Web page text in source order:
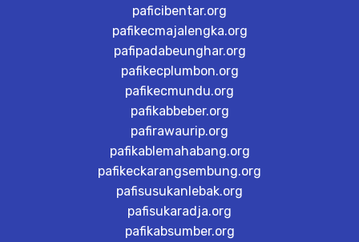
paficibentar.org
pafikecmajalengka.org
pafipadabeunghar.org
pafikecplumbon.org
pafikecmundu.org
pafikabbeber.org
pafirawaurip.org
pafikablemahabang.org
pafikeckarangsembung.org
pafisusukanlebak.org
pafisukaradja.org
pafikabsumber.org